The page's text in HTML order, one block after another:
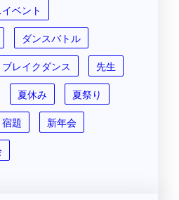
ベント
ダンスバトル
ブレイクダンス
先生
夏休み
夏祭り
宿題
新年会